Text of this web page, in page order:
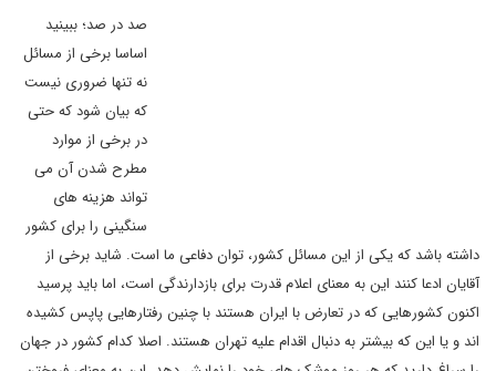
صد در صد؛ ببینید
اساسا برخی از مسائل
نه تنها ضروری نیست
که بیان شود که حتی
در برخی از موارد
مطرح شدن آن می
تواند هزینه های
سنگینی را برای کشور
داشته باشد که یکی از این مسائل کشور، توان دفاعی ما است. شاید برخی از
آقایان ادعا کنند این به معنای اعلام قدرت برای بازدارندگی است، اما باید پرسید
اکنون کشورهایی که در تعارض با ایران هستند با چنین رفتارهایی پاپس کشیده
اند و یا این که بیشتر به دنبال اقدام علیه تهران هستند. اصلا کدام کشور در جهان